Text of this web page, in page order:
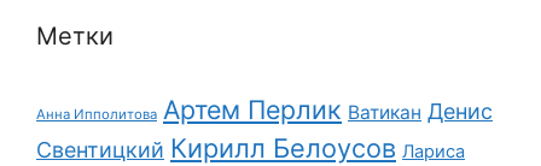
Метки
Анна Ипполитова Артем Перлик Ватикан Денис
Свентицкий Кирилл Белоусов Лариса